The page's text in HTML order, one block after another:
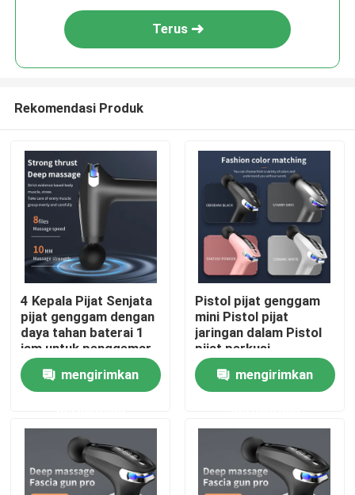
Rumah
Produk
Video
Terus
Rekomendasi Produk
4 Kepala Pijat Senjata
pijat genggam dengan
daya tahan baterai 1
jam untuk penggemar
kebugaran
mengirimkan
Pistol pijat genggam
mini Pistol pijat
jaringan dalam Pistol
pijat perkusi
mengirimkan